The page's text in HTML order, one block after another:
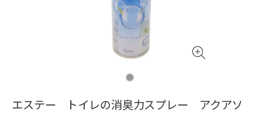
エステー トイレの消臭力スプレー アクアソ